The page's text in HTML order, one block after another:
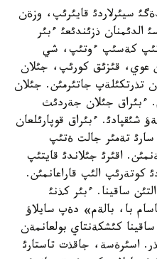
سيئرلاردئ قايئرئپ، وزةن
الدئمنان ذزئندئعئ ءبئر
كةسئپ ءوتئپ، شي
عوي، قئزئق كورئپ، جئلان
تذرتكئلةپ جاتئرمئن. جئلان
ءبئراق جئلان جةردئث
شئقپادئ. ءبئراق قوپارئلعان
تةمئر جالت ةتئپ
اقئرئ جئلاندئ قايتئپ
كوتةرئپ الئپ قاراعانمئن.
ساقينا. ءبئر كذنئ
با، بالةم» دةپ سايلاؤ
كئشكةنتاي بولعانمةن
اسئرةسة، جاقذت تاستارئ